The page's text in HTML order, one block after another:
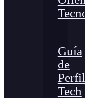
Guía
de
Tech